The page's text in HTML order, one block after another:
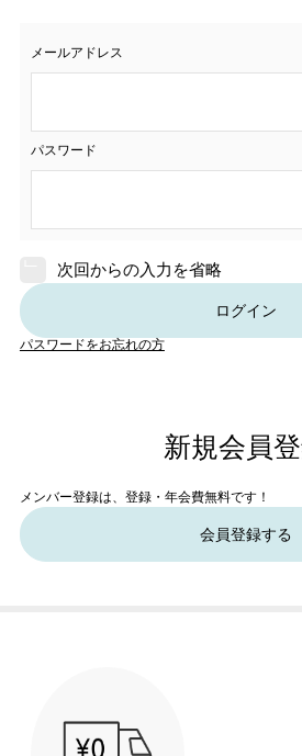
メールアドレス
パスワード
次回からの入力を省略
ログイン
パスワードをお忘れの方
新規会員
メンバー登録は、登録・年会費無料です！
会員登録する